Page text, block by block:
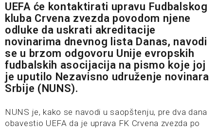
UEFA će kontaktirati upravu Fudbalskog
kluba Crvena zvezda povodom njene
odluke da uskrati akreditacije
novinarima dnevnog lista Danas, navodi
se u brzom odgovoru Unije evropskih
fudbalskih asocijacija na pismo koje joj
je uputilo Nezavisno udruženje novinara
Srbije (NUNS).
NUNS je, kako se navodi u saopštenju, pre dva dana
obavestio UEFA da je uprava FK Crvena zvezda po